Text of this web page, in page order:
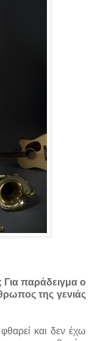
Για παράδειγμα ο
της γενιάς
και δεν έχω